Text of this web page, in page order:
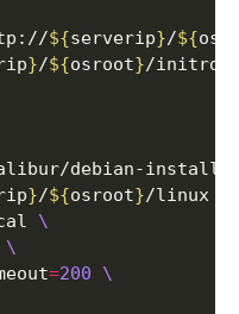
${serverip}/${
}/${osroot}
}/${osroot}/linux
=200